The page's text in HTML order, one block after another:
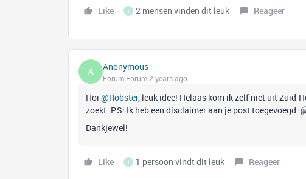
Like I 2 mensen vinden dit leuk Reageer
A Anonymous
Forum|Forum|2 years ago
Hoi @Robster, leuk idee! Helaas kom ik zelf niet uit Zuid-
zoekt. P.S: Ik heb een disclaimer aan je post toegevoegd.
Dankjewel!
Like I 1 persoon vindt dit leuk Reageer